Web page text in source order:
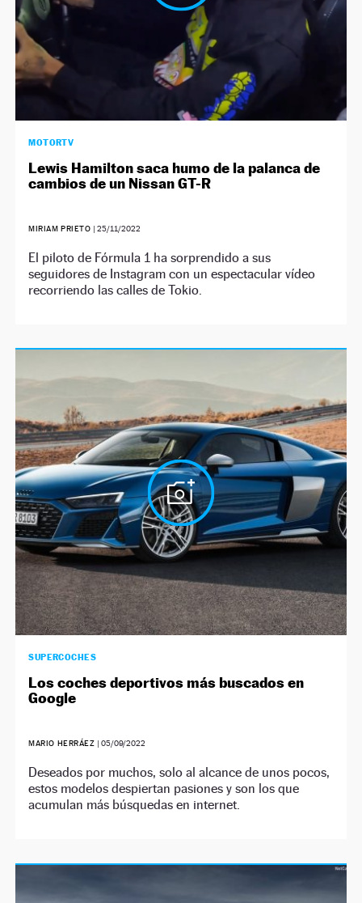
MOTORTV
Lewis Hamilton saca humo de la palanca de
cambios de un Nissan GT-R
MIRIAM PRIETO | 25/11/2022
El piloto de Fórmula 1 ha sorprendido a sus
seguidores de Instagram con un espectacular vídeo
recorriendo las calles de Tokio.
SUPERCOCHES
Los coches deportivos más buscados en
Google
MARIO HERRÁEZ | 05/09/2022
Deseados por muchos, solo al alcance de unos pocos,
estos modelos despiertan pasiones y son los que
acumulan más búsquedas en internet.